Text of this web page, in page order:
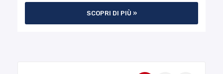
SCOPRI DI PIÙ »